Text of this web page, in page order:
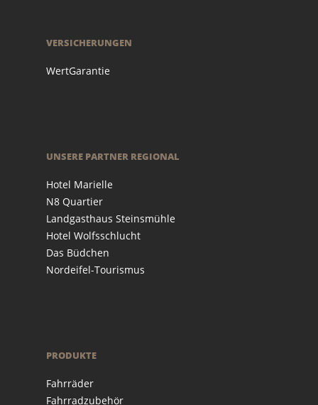
VERSICHERUNGEN
WertGarantie
UNSERE PARTNER REGIONAL
Hotel Marielle
N8 Quartier
Landgasthaus Steinsmühle
Hotel Wolfsschlucht
Das Büdchen
Nordeifel-Tourismus
PRODUKTE
Fahrräder
Fahrradzubehör